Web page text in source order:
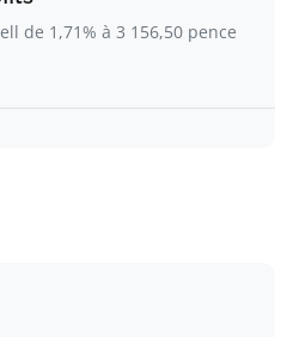
de 1,71% à 3 156,50 pence